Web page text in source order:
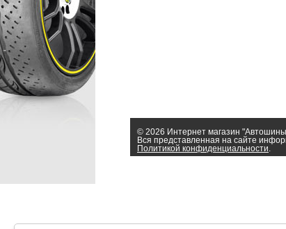
© 2026 Интернет магазин
Вся представленная на сайте
Политикой конфиденциальности.